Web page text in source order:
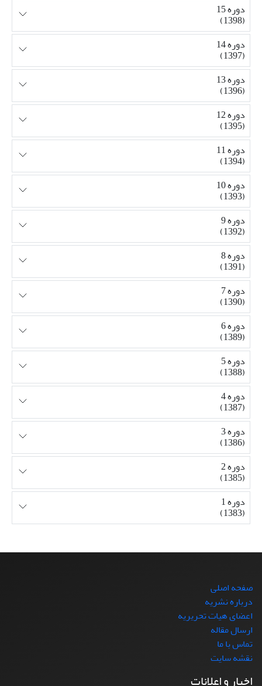
دوره 15
(1398)
دوره 14
(1397)
دوره 13
(1396)
دوره 12
(1395)
دوره 11
(1394)
دوره 10
(1393)
دوره 9
(1392)
دوره 8
(1391)
دوره 7
(1390)
دوره 6
(1389)
دوره 5
(1388)
دوره 4
(1387)
دوره 3
(1386)
دوره 2
(1385)
دوره 1
(1383)
صفحه اصلی
درباره نشریه
اعضای هیات تحریریه
ارسال مقاله
تماس با ما
نقشه سایت
اخبار و اعلانات